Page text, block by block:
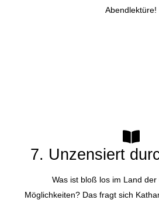
Abendlektüre!
7. Unzensiert
Was ist bloß los im Land
Möglichkeiten? Das fragt sich